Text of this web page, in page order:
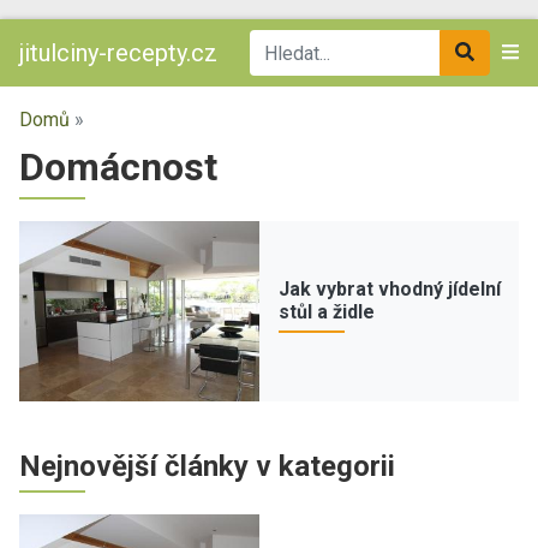
jitulciny-recepty.cz
Domů »
Domácnost
Jak vybrat vhodný jídelní
stůl a židle
Nejnovější články v kategorii